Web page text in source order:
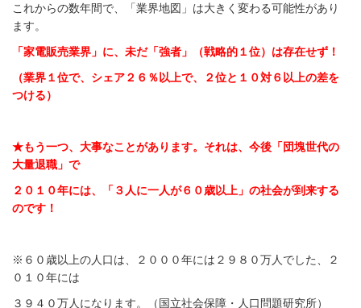
これからの数年間で、「業界地図」は大きく変わる可能性があり
ます。
「家電販売業界」に、未だ「強者」（戦略的１位）は存在せず！
（業界１位で、シェア２６％以上で、２位と１０対６以上の差を
つける）
★もう一つ、大事なことがあります。それは、今後「団塊世代の
大量退職」で
２０１０年には、「３人に一人が６０歳以上」の社会が到来する
のです！
※６０歳以上の人口は、２０００年には２９８０万人でした、２
０１０年には
３９４０万人になります。（国立社会保障・人口問題研究所）